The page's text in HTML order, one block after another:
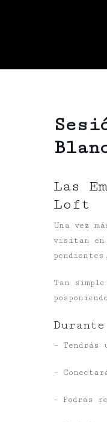
Las
Loft
Una vez
visitan en
pendientes.
Tan
– Tendrás
–
– Podrás